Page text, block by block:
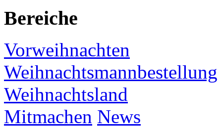
Bereiche
Vorweihnachten
Weihnachtsmannbestellung
Weihnachtsland
Mitmachen News